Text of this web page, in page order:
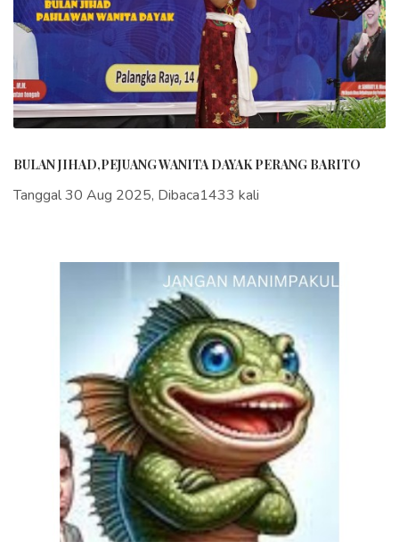
BULAN JIHAD,PEJUANG WANITA DAYAK PERANG BARITO
Tanggal 30 Aug 2025, Dibaca1433 kali